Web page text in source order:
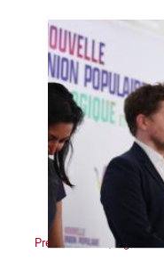
Présidentielles,